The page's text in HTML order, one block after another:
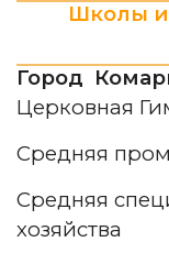
Школы и
Город
Церковная
Средняя
Средняя
хозяйства